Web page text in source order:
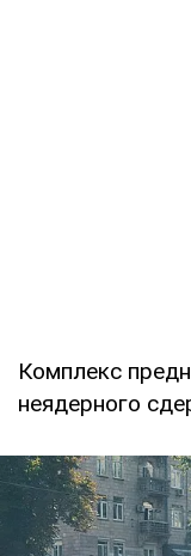
Комплекс
неядерного